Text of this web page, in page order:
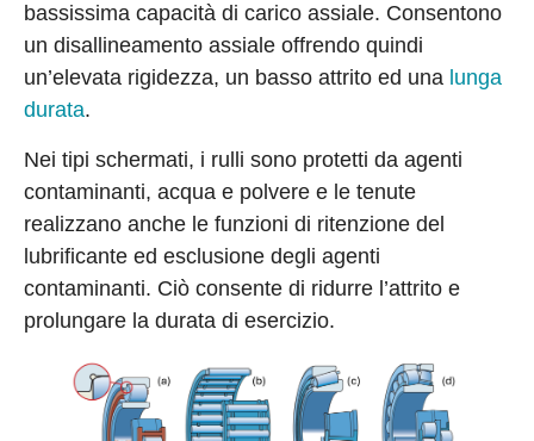
bassissima capacità di carico assiale. Consentono
un disallineamento assiale offrendo quindi
un’elevata rigidezza, un basso attrito ed una lunga
durata.
Nei tipi schermati, i rulli sono protetti da agenti
contaminanti, acqua e polvere e le tenute
realizzano anche le funzioni di ritenzione del
lubrificante ed esclusione degli agenti
contaminanti. Ciò consente di ridurre l’attrito e
prolungare la durata di esercizio.